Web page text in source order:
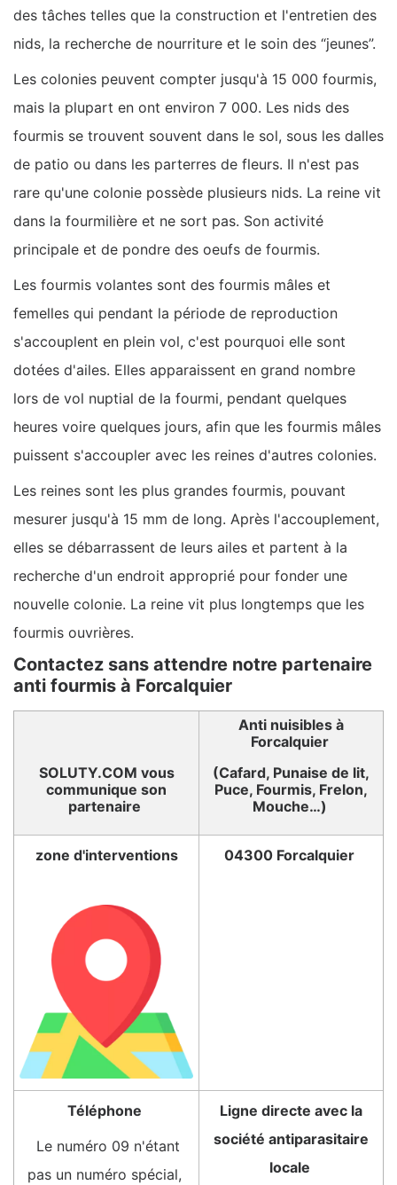
des tâches telles que la construction et l'entretien des
nids, la recherche de nourriture et le soin des “jeunes”.
Les colonies peuvent compter jusqu'à 15 000 fourmis,
mais la plupart en ont environ 7 000. Les nids des
fourmis se trouvent souvent dans le sol, sous les dalles
de patio ou dans les parterres de fleurs. Il n'est pas
rare qu'une colonie possède plusieurs nids. La reine vit
dans la fourmilière et ne sort pas. Son activité
principale et de pondre des oeufs de fourmis.
Les fourmis volantes sont des fourmis mâles et
femelles qui pendant la période de reproduction
s'accouplent en plein vol, c'est pourquoi elle sont
dotées d'ailes. Elles apparaissent en grand nombre
lors de vol nuptial de la fourmi, pendant quelques
heures voire quelques jours, afin que les fourmis mâles
puissent s'accoupler avec les reines d'autres colonies.
Les reines sont les plus grandes fourmis, pouvant
mesurer jusqu'à 15 mm de long. Après l'accouplement,
elles se débarrassent de leurs ailes et partent à la
recherche d'un endroit approprié pour fonder une
nouvelle colonie. La reine vit plus longtemps que les
fourmis ouvrières.
Contactez sans attendre notre partenaire
anti fourmis à Forcalquier
SOLUTY.COM vous
communique son
partenaire
Anti nuisibles à
Forcalquier
(Cafard, Punaise de lit,
Puce, Fourmis, Frelon,
Mouche…)
zone d'interventions 04300 Forcalquier
Téléphone
Le numéro 09 n'étant
pas un numéro spécial,
Ligne directe avec la
société antiparasitaire
locale